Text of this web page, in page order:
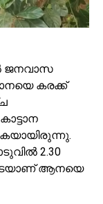
ജനവാസ
കരക്ക്
2.30
ആനയെ